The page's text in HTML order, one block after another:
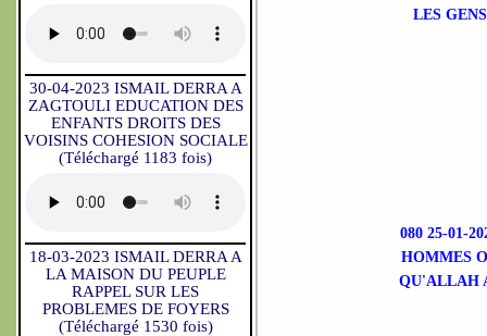
30-04-2023 ISMAIL DERRA A
ZAGTOULI EDUCATION DES
ENFANTS DROITS DES
VOISINS COHESION SOCIALE
(Téléchargé 1183 fois)
18-03-2023 ISMAIL DERRA A
LA MAISON DU PEUPLE
RAPPEL SUR LES
PROBLEMES DE FOYERS
(Téléchargé 1530 fois)
LES
080 25-01-
HOMMES
QU'ALLAH